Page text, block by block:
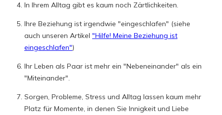
In Ihrem Alltag gibt es kaum noch Zärtlichkeiten.
Ihre Beziehung ist irgendwie "eingeschlafen" (siehe
auch unseren Artikel "Hilfe! Meine Beziehung ist
eingeschlafen")
Ihr Leben als Paar ist mehr ein "Nebeneinander" als ein
"Miteinander".
Sorgen, Probleme, Stress und Alltag lassen kaum mehr
Platz für Momente, in denen Sie Innigkeit und Liebe